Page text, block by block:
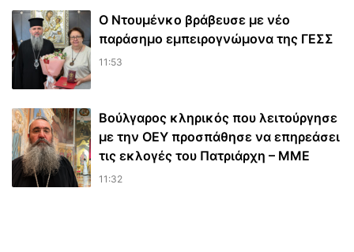
Ο Ντουμένκο βράβευσε με νέο
παράσημο εμπειρογνώμονα της ΓΕΣΣ
11:53
Βούλγαρος κληρικός που λειτούργησε
με την ΟΕΥ προσπάθησε να επηρεάσει
τις εκλογές του Πατριάρχη – ΜΜΕ
11:32